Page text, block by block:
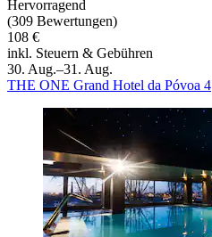
Hervorragend
(309 Bewertungen)
108 €
inkl. Steuern & Gebühren
30. Aug.–31. Aug.
THE ONE Grand Hotel da Póvoa 4